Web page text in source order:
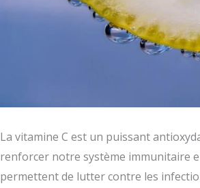
La vitamine C est un puissant
renforcer notre système immunitaire
permettent de lutter contre les